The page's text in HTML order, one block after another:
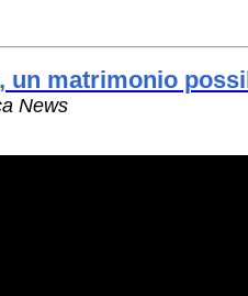
un matrimonio
News